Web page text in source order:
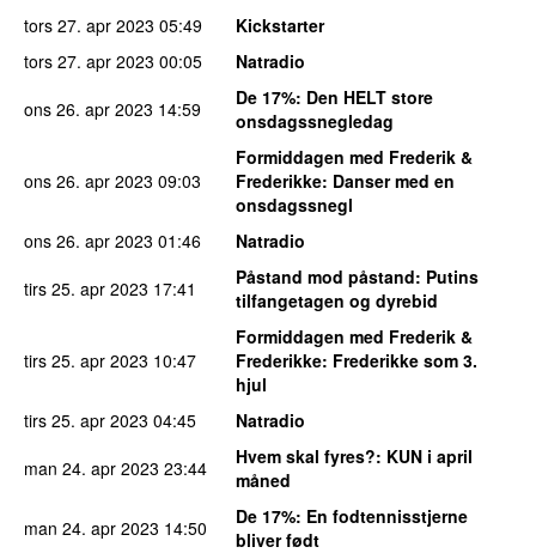
tors 27. apr 2023 05:49
Kickstarter
tors 27. apr 2023 00:05
Natradio
ons 26. apr 2023 14:59 De 17%: Den HELT store
onsdagssnegledag
ons 26. apr 2023 09:03
Formiddagen med Frederik &
Frederikke: Danser med en
onsdagssnegl
ons 26. apr 2023 01:46
Natradio
tirs 25. apr 2023 17:41 Påstand mod påstand: Putins
tilfangetagen og dyrebid
tirs 25. apr 2023 10:47
Formiddagen med Frederik &
Frederikke: Frederikke som 3.
hjul
tirs 25. apr 2023 04:45
Natradio
man 24. apr 2023 23:44 Hvem skal fyres?: KUN i april
måned
man 24. apr 2023 14:50 De 17%: En fodtennisstjerne
bliver født